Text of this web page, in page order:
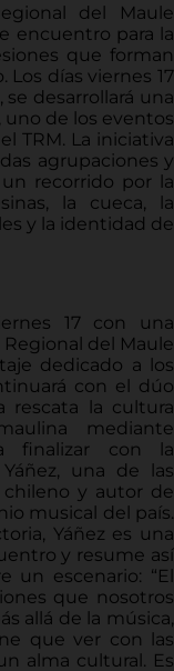
del Maule
encuentro para la
que forman
días viernes 17
se desarrollará una
uno de los eventos
TRM. La iniciativa
agrupaciones y
recorrido por la
la cueca, la
y la identidad de
17 con una
del Maule
dedicado a los
con el dúo
rescata la cultura
mediante
finalizar con la
una de las
y autor de
musical del país.
Yáñez es una
y resume así
un escenario: “El
que nosotros
allá de la música,
que ver con las
alma cultural. Es